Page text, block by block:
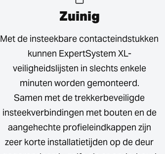
Zuinig
Met de insteekbare contacteindstukken
kunnen ExpertSystem XL-
veiligheidslijsten in slechts enkele
minuten worden gemonteerd.
Samen met de trekkerbeveiligde
insteekverbindingen met bouten en de
aangehechte profieleindkappen zijn
zeer korte installatietijden op de deur